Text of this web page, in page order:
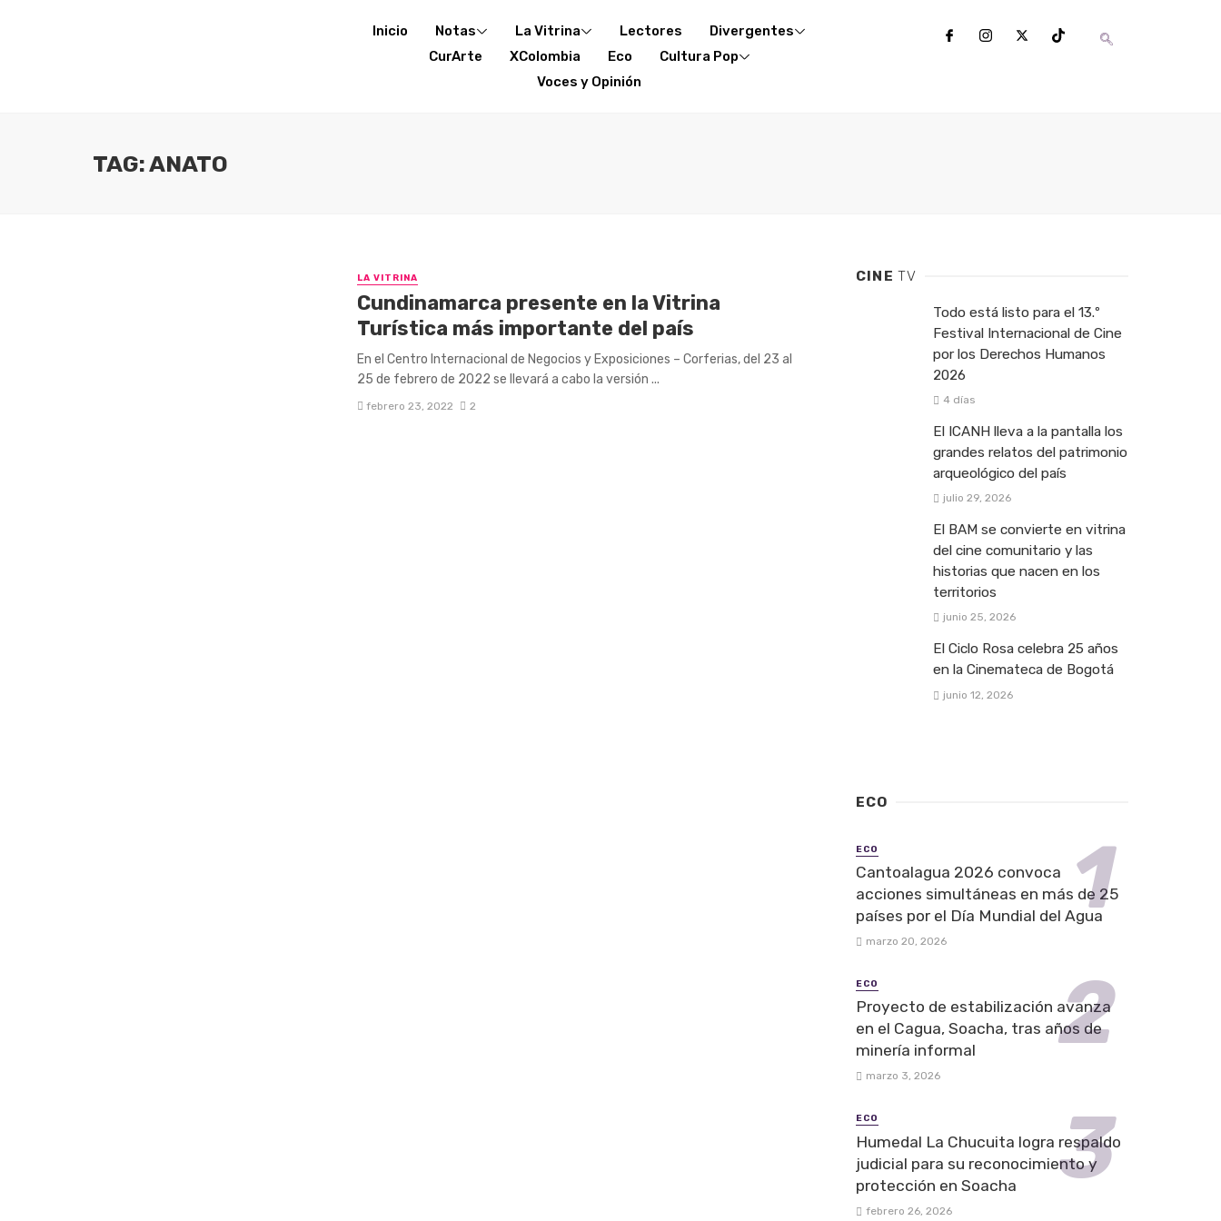
Inicio Notas La Vitrina Lectores
Divergentes
CurArte
XColombia Eco
Cultura Pop
Voces y Opinión
TAG: ANATO
LA VITRINA
Cundinamarca presente en la Vitrina
Turística más importante del país
En el Centro Internacional de Negocios y Exposiciones – Corferias, del 23 al
25 de febrero de 2022 se llevará a cabo la versión ...
febrero 23, 2022 2
CINETV
Todo está listo para el 13.º
Festival Internacional de Cine
por los Derechos Humanos
2026
4 días
El ICANH lleva a la pantalla los
grandes relatos del patrimonio
arqueológico del país
julio 29, 2026
El BAM se convierte en vitrina
del cine comunitario y las
historias que nacen en los
territorios
junio 25, 2026
El Ciclo Rosa celebra 25 años
en la Cinemateca de Bogotá
junio 12, 2026
ECO
ECO
Cantoalagua 2026 convoca
acciones simultáneas en más de 25
países por el Día Mundial del Agua
marzo 20, 2026
ECO
Proyecto de estabilización avanza
en el Cagua, Soacha, tras años de
minería informal
marzo 3, 2026
ECO
Humedal La Chucuita logra respaldo
judicial para su reconocimiento y
protección en Soacha
febrero 26, 2026